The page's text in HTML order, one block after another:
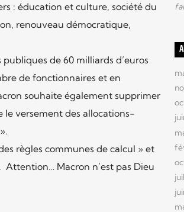
: éducation et culture, société du
renouveau démocratique,
de 60 milliards d’euros
de fonctionnaires et en
souhaite également supprimer
le versement des allocations-
règles communes de calcul » et
Attention… Macron n’est pas Dieu